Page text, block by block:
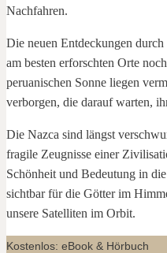
Nachfahren.
Die neuen Entdeckungen
am besten erforschten Orte
peruanischen Sonne liegen
verborgen, die darauf warten,
Die Nazca sind längst
fragile Zeugnisse einer
Schönheit und Bedeutung in
sichtbar für die Götter im
unsere Satelliten im Orbit.
Kostenlos: eBook & Hörbuch